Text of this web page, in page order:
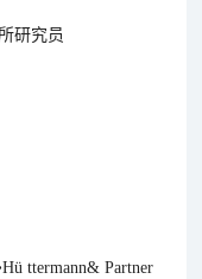
研究员
ttermann& Partner